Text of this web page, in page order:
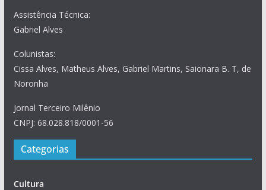
Assistência Técnica:
Gabriel Alves
Colunistas:
Cissa Alves, Matheus Alves, Gabriel Martins, Saionara B. T, de
Noronha
Jornal Terceiro Milênio
CNPJ: 68.028.818/0001-56
Categorias
Cultura